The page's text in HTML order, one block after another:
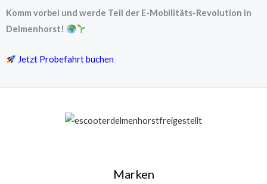
Komm vorbei und werde Teil der E-Mobilitäts-Revolution in
Delmenhorst!
Jetzt Probefahrt buchen
Marken